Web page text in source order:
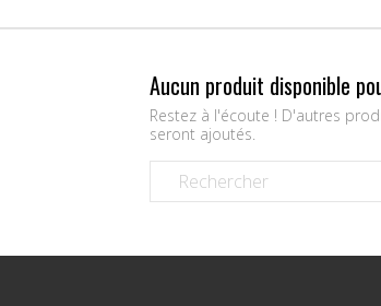
Aucun produit disponible
Restez à l'écoute ! D'autres
seront ajoutés.